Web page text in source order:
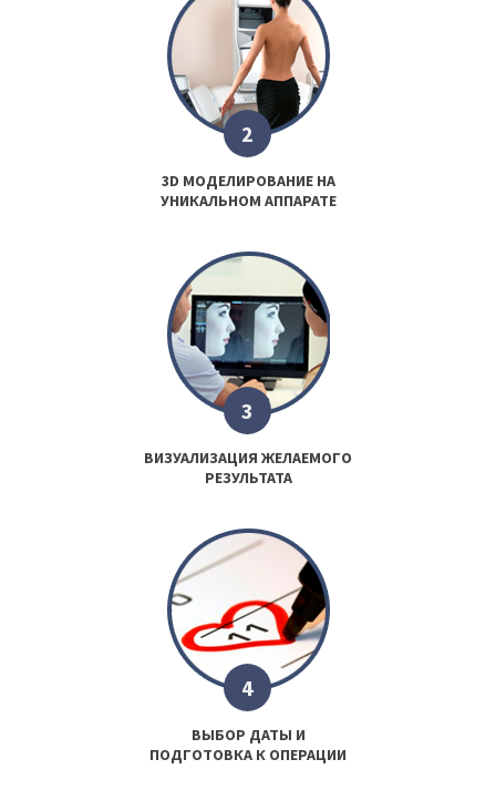
2
3D МОДЕЛИРОВАНИЕ НА
УНИКАЛЬНОМ АППАРАТЕ
3
ВИЗУАЛИЗАЦИЯ ЖЕЛАЕМОГО
РЕЗУЛЬТАТА
4
ВЫБОР ДАТЫ И
ПОДГОТОВКА К ОПЕРАЦИИ